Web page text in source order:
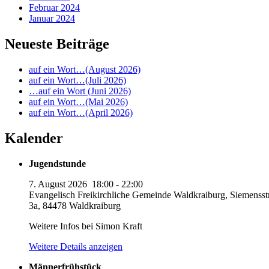
Februar 2024
Januar 2024
Neueste Beiträge
auf ein Wort…(August 2026)
auf ein Wort…(Juli 2026)
…auf ein Wort (Juni 2026)
auf ein Wort…(Mai 2026)
auf ein Wort…(April 2026)
Kalender
Jugendstunde
7. August 2026 18:00 - 22:00
Evangelisch Freikirchliche Gemeinde Waldkraiburg,
3a, 84478 Waldkraiburg
Weitere Infos bei Simon Kraft
Weitere Details anzeigen
Männerfrühstück